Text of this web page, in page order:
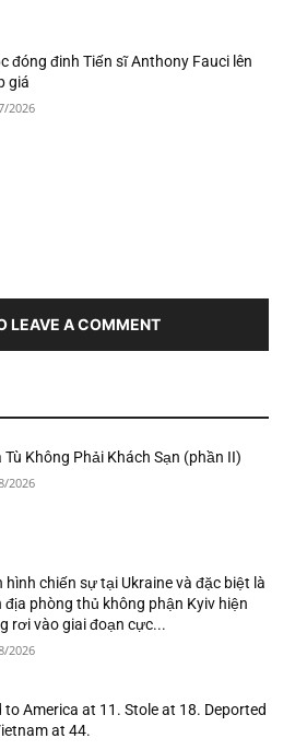
đóng đinh Tiến sĩ Anthony Fauci lên
giá
2026
LEAVE A COMMENT
Tù Không Phải Khách Sạn (phần II)
2026
hình chiến sự tại Ukraine và đặc biệt là
địa phòng thủ không phận Kyiv hiện
rơi vào giai đoạn cực...
2026
to America at 11. Stole at 18. Deported
at 44.